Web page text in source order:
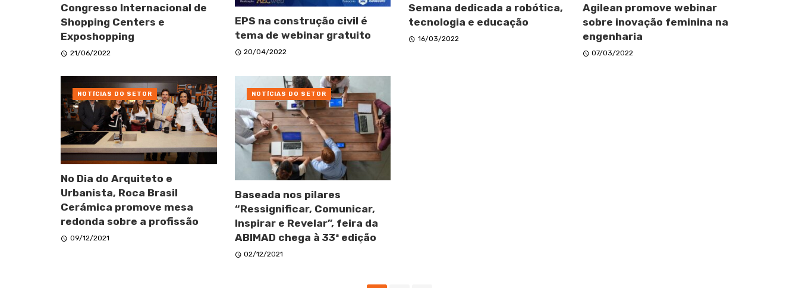
Congresso Internacional de
Shopping Centers e
Exposhopping
21/06/2022
EPS na construção civil é
tema de webinar gratuito
20/04/2022
Semana dedicada a robótica,
tecnologia e educação
16/03/2022
Agilean promove webinar
sobre inovação feminina na
engenharia
07/03/2022
No Dia do Arquiteto e
Urbanista, Roca Brasil
Cerámica promove mesa
redonda sobre a profissão
09/12/2021
NOTÍCIAS DO SETOR
Baseada nos pilares
“Ressignificar, Comunicar,
Inspirar e Revelar”, feira da
ABIMAD chega à 33ª edição
02/12/2021
NOTÍCIAS DO SETOR